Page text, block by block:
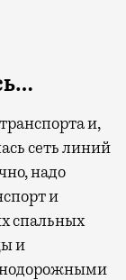
и,
сеть линий
надо
и
спальных
и